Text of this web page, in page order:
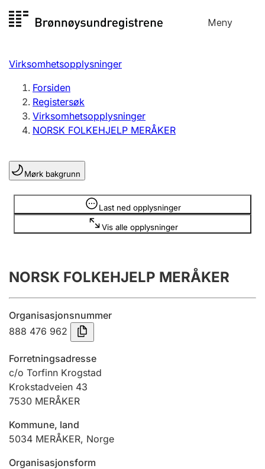
til
Meny
Registersøk
Aksjeselskap
Enkeltpersonforetak
Registrere, endre, slette
Lag og forening
Registrere, endre, slette
Årsregnskap
Innsending og forsinkelsesgebyr
Jeger
Betaling og jegeravgiftskort
Ektepaktveileder
Virksomhetsopplysninger
Forsiden
Registersøk
Virksomhetsopplysninger
NORSK FOLKEHJELP MERÅKER
Mørk bakgrunn
Last ned opplysninger
Vis alle opplysninger
Opplysninger er skjult
NORSK FOLKEHJELP MERÅKER
Organisasjonsnummer
888 476 962
Forretningsadresse
c/o Torfinn Krogstad
Krokstadveien 43
7530 MERÅKER
Kommune, land
5034 MERÅKER, Norge
Organisasjonsform